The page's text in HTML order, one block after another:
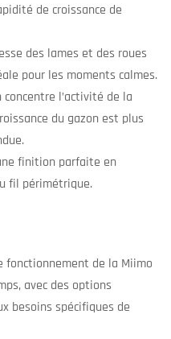
de croissance de
des lames et des roues
pour les moments calmes.
l’activité de la
du gazon est plus
finition parfaite en
fil périmétrique.
fonctionnement de la Miimo
avec des options
besoins spécifiques de